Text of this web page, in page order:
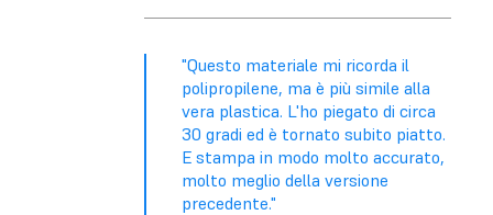
"Questo materiale mi ricorda il
polipropilene, ma è più simile alla
vera plastica. L'ho piegato di circa
30 gradi ed è tornato subito piatto.
E stampa in modo molto accurato,
molto meglio della versione
precedente."